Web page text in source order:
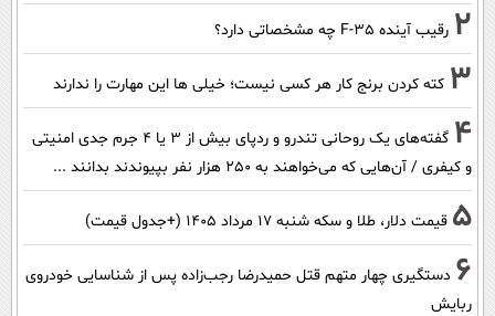
2 رقیب آینده F-35 چه مشخصاتی دارد؟
3 کته کردن برنج کار هر کسی نیست؛ خیلی ها این مهارت را ندارند
4
گفته‌های یک روحانی تندرو و ردپای بیش از ۳ یا ۴ جرم جدی امنیتی
و کیفری / آن‌هایی که می‌خواهند به ۲۵۰ هزار نفر بپیوندند بدانند ...
5 قیمت دلار، طلا و سکه شنبه ۱۷ مرداد ۱۴۰۵ (+جدول قیمت)
6 دستگیری چهار متهم قتل حمیدرضا رجب‌زاده پس از شناسایی خودروی
ربایش